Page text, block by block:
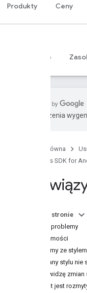
Produkty Ceny
Sample
Tłumaczenia
Strona główna
Maps SDK for
Na tej stronie
Znane problemy
Wiadomości
Problemy ze stylem
Zmiany stylu
Nie widzę
Tekst jest